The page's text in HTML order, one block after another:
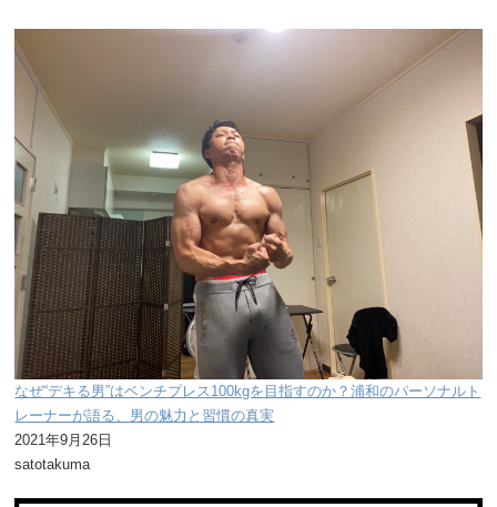
なぜ“デキる男”はベンチプレス100kgを目指すのか？浦和のパーソナルト
レーナーが語る、男の魅力と習慣の真実
2021年9月26日
satotakuma